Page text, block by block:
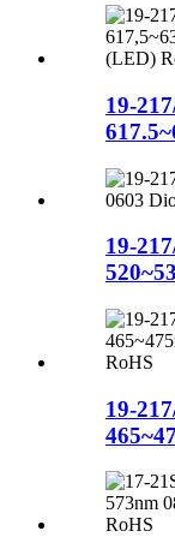
19-
19-
19-